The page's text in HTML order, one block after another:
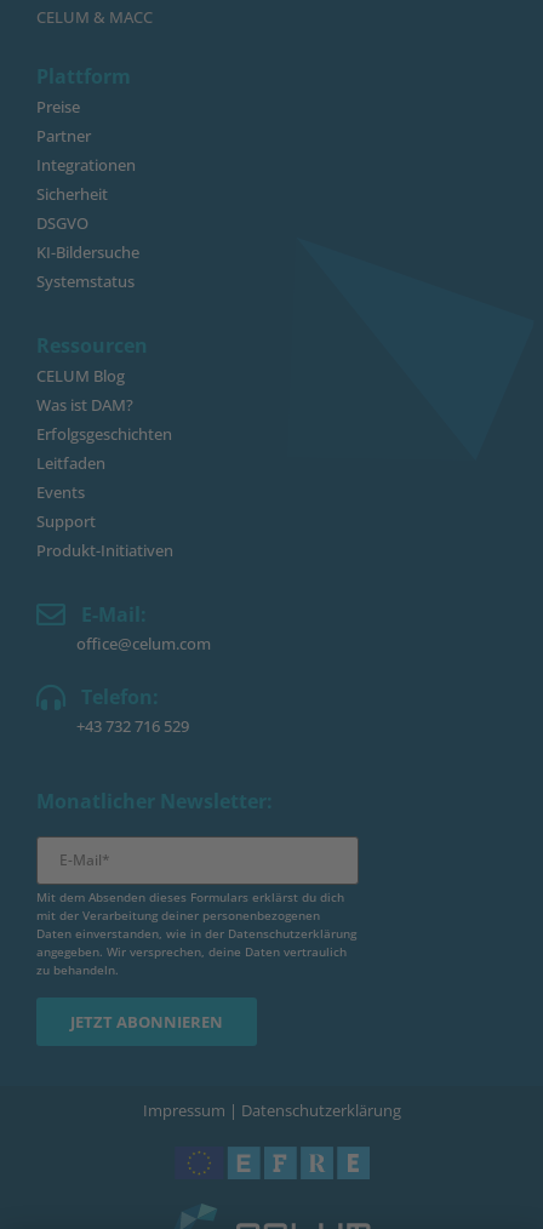
CELUM & MACC
Plattform
Preise
Partner
Integrationen
Sicherheit
DSGVO
KI-Bildersuche
Systemstatus
Ressourcen
CELUM Blog
Was ist DAM?
Erfolgsgeschichten
Leitfaden
Events
Support
Produkt-Initiativen
E-Mail:
office@celum.com
Telefon:
+43 732 716 529
Monatlicher Newsletter:
Mit dem Absenden dieses Formulars erklärst du dich
mit der Verarbeitung deiner personenbezogenen
Daten einverstanden, wie in der Datenschutzerklärung
angegeben. Wir versprechen, deine Daten vertraulich
zu behandeln.
Impressum | Datenschutzerklärung